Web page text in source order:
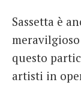
Sassetta è
questo
artisti in